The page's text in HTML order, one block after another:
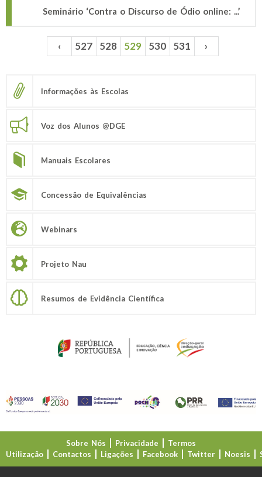
Seminário ‘Contra o Discurso de Ódio online: ...’
Páginas ‹ 527 528 529 530 531 ›
Informações às Escolas
Voz dos Alunos @DGE
Manuais Escolares
Concessão de Equivalências
Webinars
Projeto Nau
Resumos de Evidência Científica
Sobre Nós Privacidade
Termos
Utilização
Contactos Ligações Facebook Twitter Noesis